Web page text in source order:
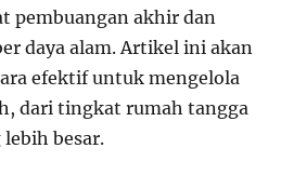
pembuangan akhir dan
daya alam. Artikel ini akan
efektif untuk mengelola
dari tingkat rumah tangga
besar.